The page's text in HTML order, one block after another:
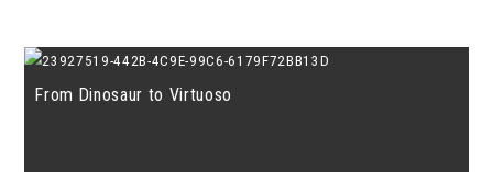
était :
est :
From Dinosaur to Virtuoso